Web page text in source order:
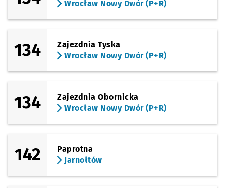
Wrocław Nowy Dwór (P+R)
134
Zajezdnia Tyska
Wrocław Nowy Dwór (P+R)
134
Zajezdnia Obornicka
Wrocław Nowy Dwór (P+R)
142
Paprotna
Jarnołtów